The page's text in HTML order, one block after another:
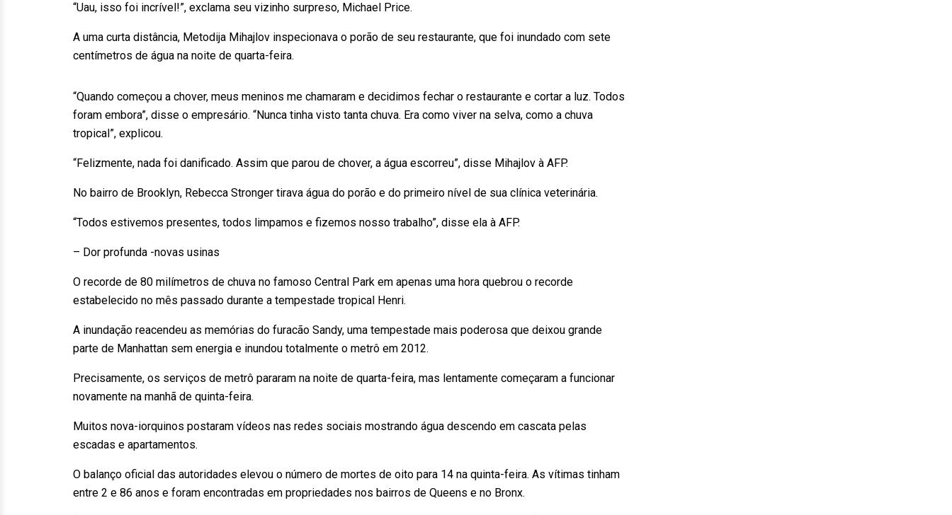
“Uau, isso foi incrível!”, exclama seu vizinho surpreso, Michael Price.
A uma curta distância, Metodija Mihajlov inspecionava o porão de seu restaurante, que foi inundado com sete
centímetros de água na noite de quarta-feira.
“Quando começou a chover, meus meninos me chamaram e decidimos fechar o restaurante e cortar a luz. Todos
foram embora”, disse o empresário. “Nunca tinha visto tanta chuva. Era como viver na selva, como a chuva
tropical”, explicou.
“Felizmente, nada foi danificado. Assim que parou de chover, a água escorreu”, disse Mihajlov à AFP.
No bairro de Brooklyn, Rebecca Stronger tirava água do porão e do primeiro nível de sua clínica veterinária.
“Todos estivemos presentes, todos limpamos e fizemos nosso trabalho”, disse ela à AFP.
– Dor profunda -novas usinas
O recorde de 80 milímetros de chuva no famoso Central Park em apenas uma hora quebrou o recorde
estabelecido no mês passado durante a tempestade tropical Henri.
A inundação reacendeu as memórias do furacão Sandy, uma tempestade mais poderosa que deixou grande
parte de Manhattan sem energia e inundou totalmente o metrô em 2012.
Precisamente, os serviços de metrô pararam na noite de quarta-feira, mas lentamente começaram a funcionar
novamente na manhã de quinta-feira.
Muitos nova-iorquinos postaram vídeos nas redes sociais mostrando água descendo em cascata pelas
escadas e apartamentos.
O balanço oficial das autoridades elevou o número de mortes de oito para 14 na quinta-feira. As vítimas tinham
entre 2 e 86 anos e foram encontradas em propriedades nos bairros de Queens e no Bronx.